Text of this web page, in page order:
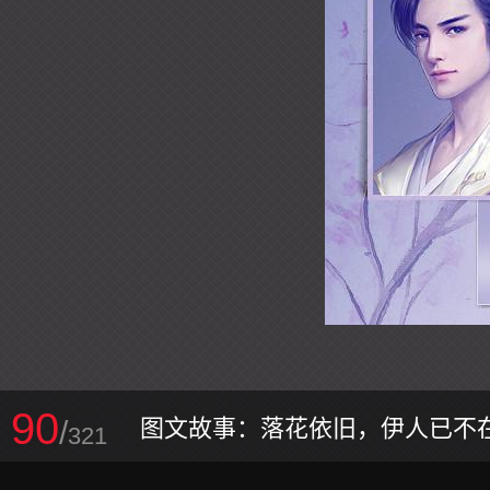
90/321 图文故事：落花依旧，伊人已不